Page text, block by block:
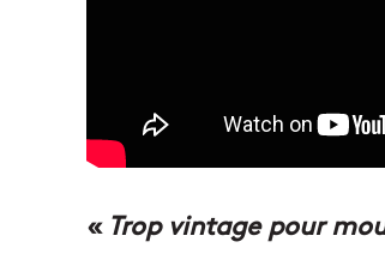
«Trop vintage pour